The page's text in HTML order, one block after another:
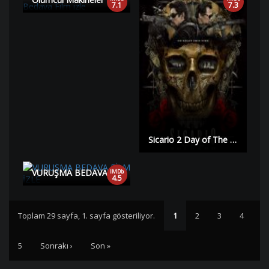
7.1
Sicario 2 Day of The Soldado Bedava Film izle | HD |
7.3
VURUŞMA BEDAVA FİLM İZLE | HD |
IMDb
4.5
Toplam 29 sayfa, 1. sayfa gösteriliyor. 1 2 3 4
5 Sonrakı › Son »